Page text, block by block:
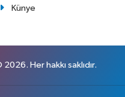
Künye
Her hakkı saklıdır.